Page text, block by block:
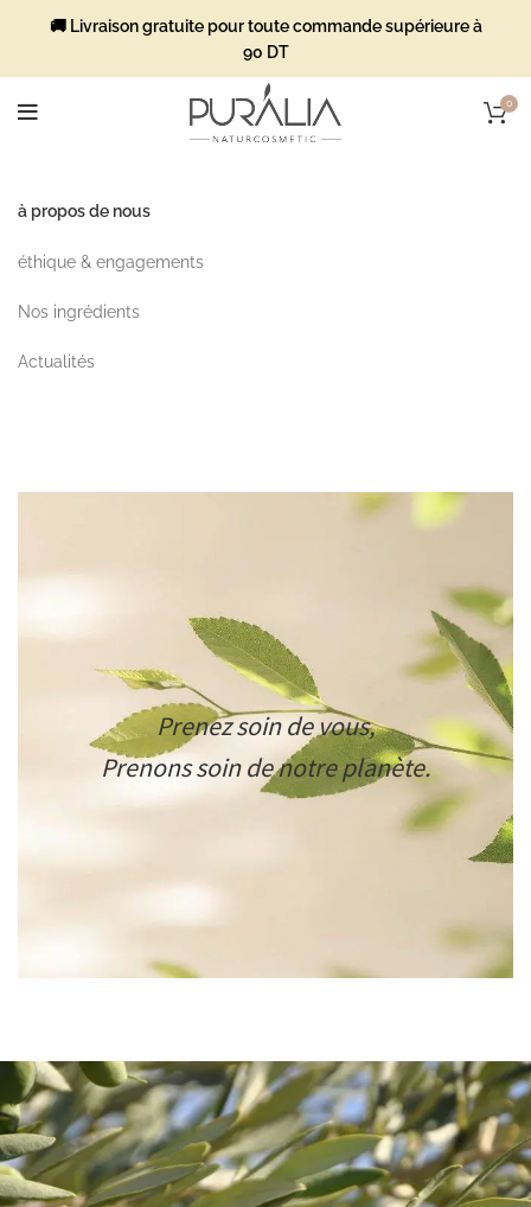
0
à propos de nous
éthique & engagements
Nos ingrédients
Actualités
Prenez soin de vous,
Prenons soin de notre planète.
🚚 Livraison gratuite pour toute commande supérieure à
90 DT